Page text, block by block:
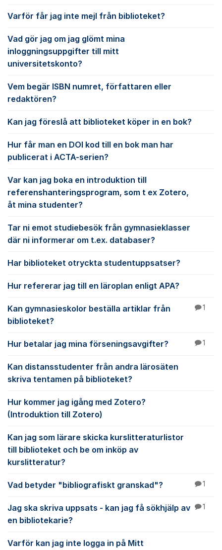
Varför får jag inte mejl från biblioteket?
Vad gör jag om jag glömt mina
inloggningsuppgifter till mitt
universitetskonto?
Vem begär ISBN numret, författaren eller
redaktören?
Kan jag föreslå att biblioteket köper in en bok?
Hur får man en DOI kod till en bok man har
publicerat i ACTA-serien?
Var kan jag boka en introduktion till
referenshanteringsprogram, som t ex Zotero,
åt mina studenter?
Tar ni emot studiebesök från gymnasieklasser
där ni informerar om t.ex. databaser?
Har biblioteket otryckta studentuppsatser?
Hur refererar jag till en läroplan enligt APA?
Kan gymnasieskolor beställa artiklar från
biblioteket?
1
Hur betalar jag mina förseningsavgifter? 1
Kan distansstudenter från andra lärosäten
skriva tentamen på biblioteket?
Hur kommer jag igång med Zotero?
(Introduktion till Zotero)
Kan jag som lärare skicka kurslitteraturlistor
till biblioteket och be om inköp av
kurslitteratur?
Vad betyder "bibliografiskt granskad"? 1
Jag ska skriva uppsats - kan jag få sökhjälp av
en bibliotekarie?
1
Varför kan jag inte logga in på Mitt